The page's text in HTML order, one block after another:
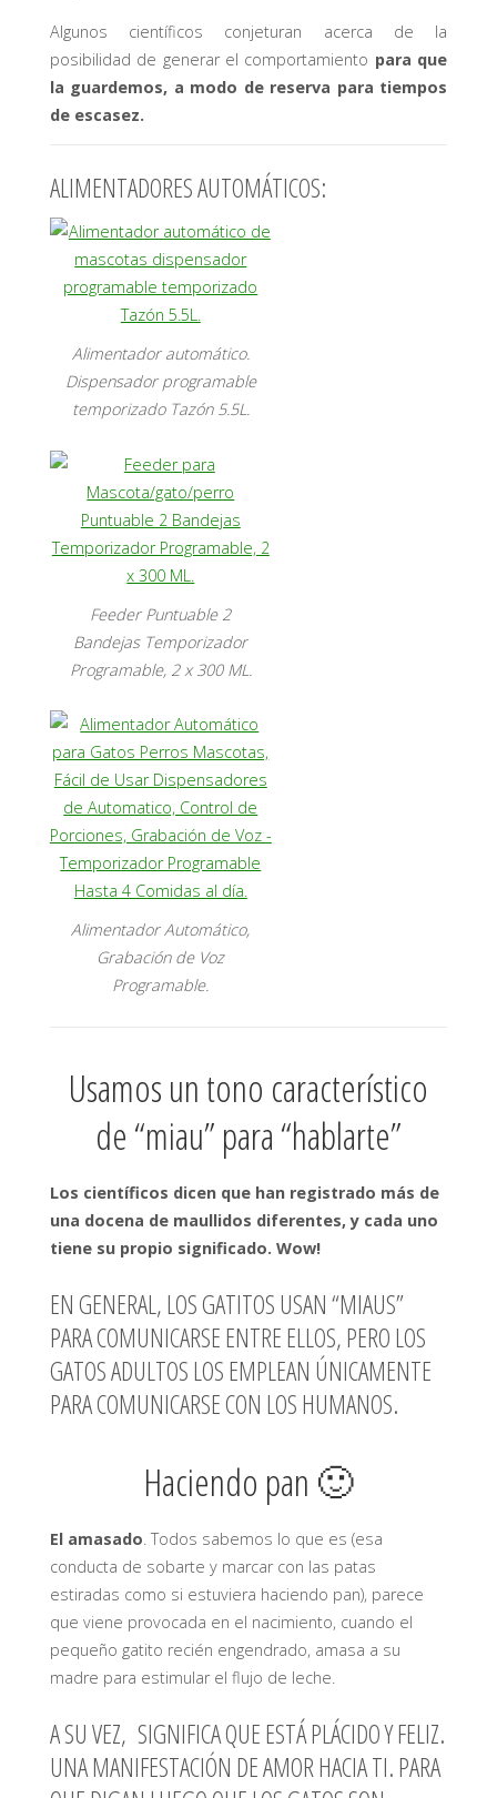
Algunos científicos conjeturan acerca de la
posibilidad de generar el comportamiento para que
la guardemos, a modo de reserva para tiempos
de escasez.
ALIMENTADORES AUTOMÁTICOS:
Alimentador automático.
Dispensador programable
temporizado Tazón 5.5L.
Feeder Puntuable 2
Bandejas Temporizador
Programable, 2 x 300 ML.
Alimentador Automático,
Grabación de Voz
Programable.
Usamos un tono característico
de “miau” para “hablarte”
Los científicos dicen que han registrado más de
una docena de maullidos diferentes, y cada uno
tiene su propio significado. Wow!
EN GENERAL, LOS GATITOS USAN “MIAUS”
PARA COMUNICARSE ENTRE ELLOS, PERO LOS
GATOS ADULTOS LOS EMPLEAN ÚNICAMENTE
PARA COMUNICARSE CON LOS HUMANOS.
Haciendo pan 🙂
El amasado . Todos sabemos lo que es (esa
conducta de sobarte y marcar con las patas
estiradas como si estuviera haciendo pan), parece
que viene provocada en el nacimiento, cuando el
pequeño gatito recién engendrado, amasa a su
madre para estimular el flujo de leche.
A SU VEZ, SIGNIFICA QUE ESTÁ PLÁCIDO Y FELIZ.
UNA MANIFESTACIÓN DE AMOR HACIA TI. PARA